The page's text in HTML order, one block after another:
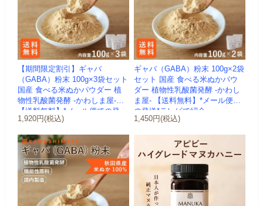
【期間限定割引】ギャバ
（GABA）粉末 100g×3袋セット
国産 食べる米ぬかパウダー 植
物性乳酸菌発酵 -かわしま屋-
【送料無料】*メール便での発
送...
1,920円(税込)
ギャバ（GABA）粉末 100g×2袋
セット 国産 食べる米ぬかパウ
ダー 植物性乳酸菌発酵 -かわし
ま屋- 【送料無料】*メール便で
の発送*テレビで紹介
1,450円(税込)